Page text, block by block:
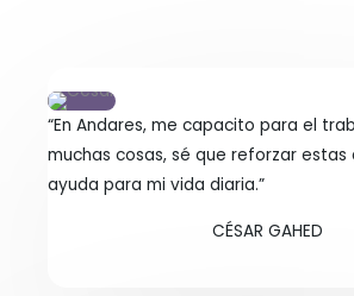
“En Andares, me capacito para el
muchas cosas, sé que reforzar
ayuda para mi vida diaria.”
CÉSAR GAHED